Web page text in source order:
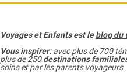
Voyages et Enfants est leblog du
Vous inspirer:avec plus de 700
plus de 250destinations
soins et par les parents voyageurs